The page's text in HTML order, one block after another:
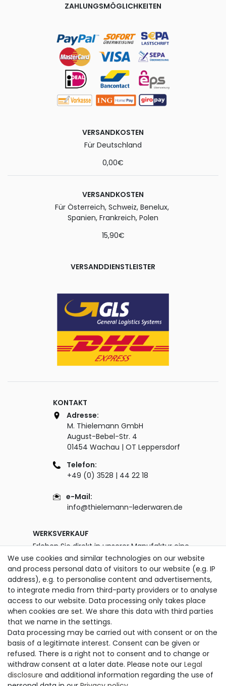
ZAHLUNGSMÖGLICHKEITEN
VERSANDKOSTEN
Für Deutschland
0,00€
VERSANDKOSTEN
Für Österreich, Schweiz, Benelux,
Spanien, Frankreich, Polen
15,90€
VERSANDDIENSTLEISTER
KONTAKT
Adresse:
M. Thielemann GmbH
August-Bebel-Str. 4
01454 Wachau | OT Leppersdorf
Telefon:
+49 (0) 3528 | 44 22 18
e-Mail:
info@thielemann-lederwaren.de
WERKSVERKAUF
Erleben Sie direkt in unserer Manufaktur eine
unglaublich große Auswahl an Taschen & Co.
und finden Sie Ihr neues Lieblingsstück!
Öffnungszeiten:
Montag - Freitag
07.00 - 12.00 Uhr und 13.00 - 15.00 Uhr
zusätzlich Dienstag
13.00 - 18.00 Uhr
SERVICE
Versand & Lieferung
We use cookies and similar technologies on our website
and process personal data of visitors to our website (e.g. IP
address), e.g. to personalise content and advertisements,
to integrate media from third-party providers or to analyse
access to our website. Data processing only takes place
when cookies are set. We share this data with third parties
that we name in the settings.
Data processing may be carried out with consent or on the
basis of a legitimate interest. Consent can be given or
refused. There is a right not to consent and to change or
withdraw consent at a later date. Please note our Legal
disclosure and additional information regarding the use of